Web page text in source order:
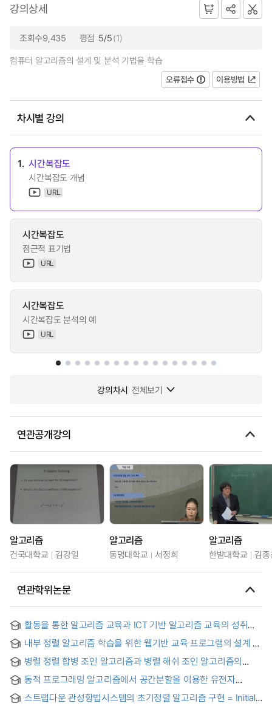
강의상세
조회수9,435 평점 5/5(1)
컴퓨터 알고리즘의 설계 및 분석 기법을 학습
오류접수
이용방법
차시별 강의
1. 시간복잡도
시간복잡도 개념
URL
시간복잡도
점근적 표기법
URL
시간복잡도
시간복잡도 분석의 예
URL
강의차시 전체보기
연관공개강의
알고리즘
건국대학교 김강일
알고리즘
동명대학교 서정희
알고리즘
한밭대학교 김
연관학위논문
활동을 통한 알고리즘 교육과 ICT 기반 알고리즘 교육의 성취도
of Algorithm Education based on Activity and ICT :
Focusing on Sorting Algorithm
내부 정렬 알고리즘 학습을 위한 웹기반 교육 프로그램의 설계 및
Instruction Program for Learning Internal Sort Algorithms
병렬 정렬 합병 조인 알고리즘과 병렬 해쉬 조인 알고리즘의
Performance Analysis of Parallel SortMerge Join Algorithm
and Parallel Hash Join Algorithm on CRAY T3E
동적 프로그래밍 알고리즘에서 공간분할을 이용한 유전자
스트랩다운 관성항법시스템의 초기정렬 알고리즘 구현 = Initial